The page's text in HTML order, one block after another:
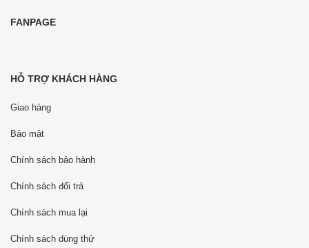
FANPAGE
HỖ TRỢ KHÁCH HÀNG
Giao hàng
Bảo mật
Chính sách bảo hành
Chính sách đổi trả
Chính sách mua lại
Chính sách dùng thử